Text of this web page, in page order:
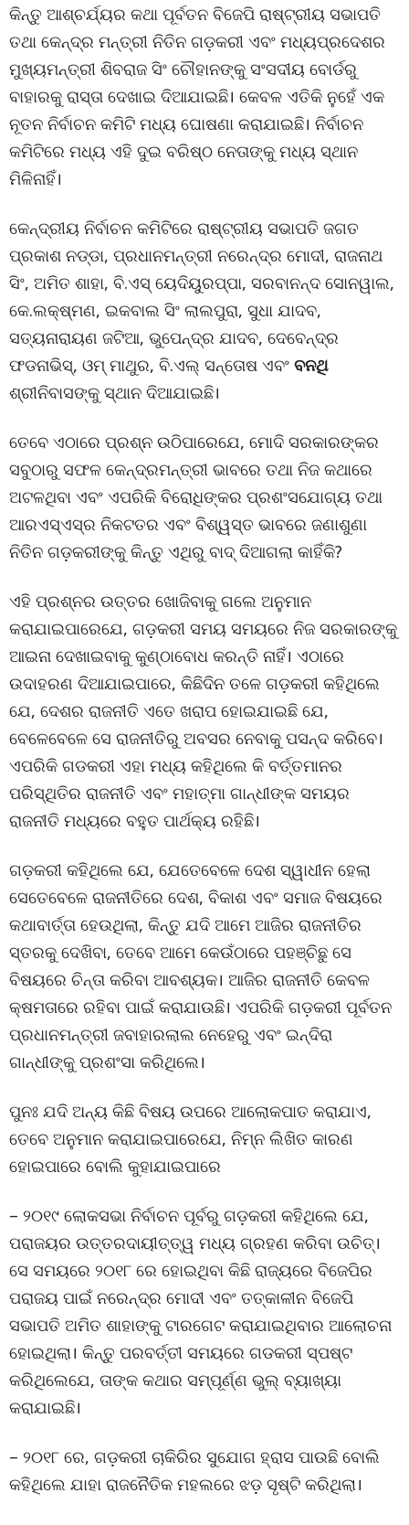
କିନ୍ତୁ ଆଶ୍ଚର୍ଯ୍ୟର କଥା ପୂର୍ବତନ ବିଜେପି ରାଷ୍ଟ୍ରୀୟ ସଭାପତି
ତଥା କେନ୍ଦ୍ର ମନ୍ତ୍ରୀ ନିତିନ ଗଡ଼କରୀ ଏବଂ ମଧ୍ୟପ୍ରଦେଶର
ମୁଖ୍ୟମନ୍ତ୍ରୀ ଶିବରାଜ ସିଂ ଚୌହାନଙ୍କୁ ସଂସଦୀୟ ବୋର୍ଡରୁ
ବାହାରକୁ ରାସ୍ତା ଦେଖାଇ ଦିଆଯାଇଛି। କେବଳ ଏତିକି ନୁହେଁ ଏକ
ନୂତନ ନିର୍ବାଚନ କମିଟି ମଧ୍ୟ ଘୋଷଣା କରାଯାଇଛି। ନିର୍ବାଚନ
କମିଟିରେ ମଧ୍ୟ ଏହି ଦୁଇ ବରିଷ୍ଠ ନେତାଙ୍କୁ ମଧ୍ୟ ସ୍ଥାନ
ମିଳିନାହିଁ।
କେନ୍ଦ୍ରୀୟ ନିର୍ବାଚନ କମିଟିରେ ରାଷ୍ଟ୍ରୀୟ ସଭାପତି ଜଗତ
ପ୍ରକାଶ ନଡ୍ଡା, ପ୍ରଧାନମନ୍ତ୍ରୀ ନରେନ୍ଦ୍ର ମୋଦୀ, ରାଜନାଥ
ସିଂ, ଅମିତ ଶାହା, ବି.ଏସ୍ ୟେଦିୟୁରପ୍ପା, ସରବାନନ୍ଦ ସୋନୱାଲ,
କେ.ଲକ୍ଷ୍ମଣ, ଇକବାଲ ସିଂ ଲାଲପୁରା, ସୁଧା ଯାଦବ,
ସତ୍ୟନାରାୟଣ ଜଟିଆ, ଭୁପେନ୍ଦ୍ର ଯାଦବ, ଦେବେନ୍ଦ୍ର
ଫଡନାଭିସ୍, ଓମ୍ ମାଥୁର, ବି.ଏଲ୍ ସନ୍ତୋଷ ଏବଂ ବନଥି
ଶ୍ରୀନିବାସଙ୍କୁ ସ୍ଥାନ ଦିଆଯାଇଛି।
ତେବେ ଏଠାରେ ପ୍ରଶ୍ନ ଉଠିପାରେଯେ, ମୋଦି ସରକାରଙ୍କର
ସବୁଠାରୁ ସଫଳ କେନ୍ଦ୍ରମନ୍ତ୍ରୀ ଭାବରେ ତଥା ନିଜ କଥାରେ
ଅଟଳଥିବା ଏବଂ ଏପରିକି ବିରୋଧିଙ୍କର ପ୍ରଶଂସଯୋଗ୍ୟ ତଥା
ଆରଏସ୍‌ଏସ୍‌ର ନିକଟତର ଏବଂ ବିଶ୍ୱସ୍ତ ଭାବରେ ଜଣାଶୁଣା
ନିତିନ ଗଡ଼କରୀଙ୍କୁ କିନ୍ତୁ ଏଥିରୁ ବାଦ୍ ଦିଆଗଲା କାହିଁକି?
ଏହି ପ୍ରଶ୍ନର ଉତ୍ତର ଖୋଜିବାକୁ ଗଲେ ଅନୁମାନ
କରାଯାଇପାରେଯେ, ଗଡ଼କରୀ ସମୟ ସମୟରେ ନିଜ ସରକାରଙ୍କୁ
ଆଇନା ଦେଖାଇବାକୁ କୁଣ୍ଠାବୋଧ କରନ୍ତି ନାହିଁ। ଏଠାରେ
ଉଦାହରଣ ଦିଆଯାଇପାରେ, କିଛିଦିନ ତଳେ ଗଡ଼କରୀ କହିଥିଲେ
ଯେ, ଦେଶର ରାଜନୀତି ଏତେ ଖରାପ ହୋଇଯାଇଛି ଯେ,
ବେଳେବେଳେ ସେ ରାଜନୀତିରୁ ଅବସର ନେବାକୁ ପସନ୍ଦ କରିବେ।
ଏପରିକି ଗଡକରୀ ଏହା ମଧ୍ୟ କହିଥିଲେ କି ବର୍ତ୍ତମାନର
ପରିସ୍ଥିତିର ରାଜନୀତି ଏବଂ ମହାତ୍ମା ଗାନ୍ଧୀଙ୍କ ସମୟର
ରାଜନୀତି ମଧ୍ୟରେ ବହୁତ ପାର୍ଥକ୍ୟ ରହିଛି।
ଗଡ଼କରୀ କହିଥିଲେ ଯେ, ଯେତେବେଳେ ଦେଶ ସ୍ୱାଧୀନ ହେଲା
ସେତେବେଳେ ରାଜନୀତିରେ ଦେଶ, ବିକାଶ ଏବଂ ସମାଜ ବିଷୟରେ
କଥାବାର୍ତ୍ତା ହେଉଥିଲା, କିନ୍ତୁ ଯଦି ଆମେ ଆଜିର ରାଜନୀତିର
ସ୍ତରକୁ ଦେଖିବା, ତେବେ ଆମେ କେଉଁଠାରେ ପହଞ୍ଚିଛୁ ସେ
ବିଷୟରେ ଚିନ୍ତା କରିବା ଆବଶ୍ୟକ। ଆଜିର ରାଜନୀତି କେବଳ
କ୍ଷମତାରେ ରହିବା ପାଇଁ କରାଯାଉଛି। ଏପରିକି ଗଡ଼କରୀ ପୂର୍ବତନ
ପ୍ରଧାନମନ୍ତ୍ରୀ ଜବାହାରଲାଲ ନେହେରୁ ଏବଂ ଇନ୍ଦିରା
ଗାନ୍ଧୀଙ୍କୁ ପ୍ରଶଂସା କରିଥିଲେ।
ପୁନଃ ଯଦି ଅନ୍ୟ କିଛି ବିଷୟ ଉପରେ ଆଲୋକପାତ କରାଯାଏ,
ତେବେ ଅନୁମାନ କରାଯାଇପାରେଯେ, ନିମ୍ନ ଲିଖିତ କାରଣ
ହୋଇପାରେ ବୋଲି କୁହାଯାଇପାରେ
– ୨୦୧୯ ଲୋକସଭା ନିର୍ବାଚନ ପୂର୍ବରୁ ଗଡ଼କରୀ କହିଥିଲେ ଯେ,
ପରାଜୟର ଉତ୍ତରଦାୟୀତ୍ତ୍ୱ ମଧ୍ୟ ଗ୍ରହଣ କରିବା ଉଚିତ୍।
ସେ ସମୟରେ ୨୦୧୮ ରେ ହୋଇଥିବା କିଛି ରାଜ୍ୟରେ ବିଜେପିର
ପରାଜୟ ପାଇଁ ନରେନ୍ଦ୍ର ମୋଦୀ ଏବଂ ତତ୍କାଳୀନ ବିଜେପି
ସଭାପତି ଅମିତ ଶାହାଙ୍କୁ ଟାରଗେଟ କରାଯାଇଥିବାର ଆଲୋଚନା
ହୋଇଥିଲା। କିନ୍ତୁ ପରବର୍ତ୍ତୀ ସମୟରେ ଗଡକରୀ ସ୍ପଷ୍ଟ
କରିଥିଲେଯେ, ତାଙ୍କ କଥାର ସମ୍ପୂର୍ଣ୍ଣ ଭୁଲ୍ ବ୍ୟାଖ୍ୟା
କରାଯାଇଛି।
– ୨୦୧୮ ରେ, ଗଡ଼କରୀ ଚାକିରିର ସୁଯୋଗ ହ୍ରାସ ପାଉଛି ବୋଲି
କହିଥିଲେ ଯାହା ରାଜନୈତିକ ମହଲରେ ଝଡ଼ ସୃଷ୍ଟି କରିଥିଲା।